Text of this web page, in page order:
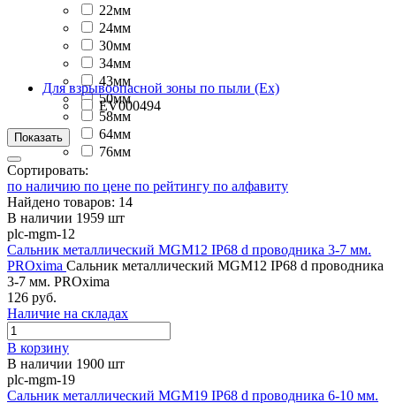
22мм
24мм
30мм
34мм
43мм
50мм
58мм
64мм
76мм
Для взрывоопасной зоны по пыли (Ex)
EV000494
Сортировать:
по наличию по цене по рейтингу по алфавиту
Найдено товаров: 14
В наличии 1959 шт
plc-mgm-12
Сальник металлический MGM12 IP68 d проводника 3-7 мм.
PROxima Сальник металлический MGM12 IP68 d проводника
3-7 мм. PROxima
126 руб.
Наличие на складах
В корзину
В наличии 1900 шт
plc-mgm-19
Сальник металлический MGM19 IP68 d проводника 6-10 мм.